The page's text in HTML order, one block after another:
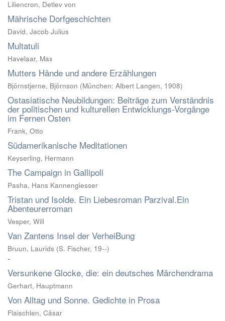
Liliencron, Detlev von
Mährische Dorfgeschichten
David, Jacob Julius
Multatuli
Havelaar, Max
Mutters Hände und andere Erzählungen
Björnstjerne, Björnson (München: Albert Langen, 1908)
Ostasiatische Neubildungen: Beiträge zum Verständnis
der politischen und kulturellen Entwicklungs-Vorgänge
im Fernen Osten
Frank, Otto
Südamerikanische Meditationen
Keyserling, Hermann
The Campaign in Gallipoli
Pasha, Hans Kannengiesser
Tristan und Isolde. Ein Liebesroman Parzival.Ein
Abenteurerroman
Vesper, Will
Van Zantens Insel der VerheiBung
Bruun, Laurids (S. Fischer, 19--)
-
Versunkene Glocke, die: ein deutsches Märchendrama
Gerhart, Hauptmann
Von Alltag und Sonne. Gedichte in Prosa
Flaischlen, Cäsar